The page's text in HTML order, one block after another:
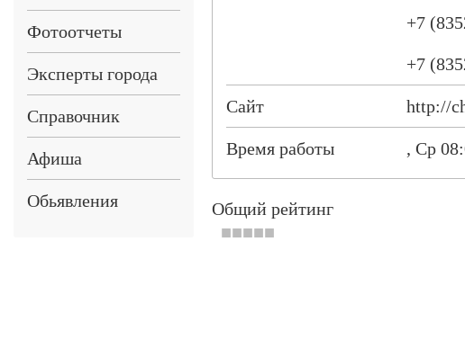
Фотоотчеты
Эксперты города
Справочник
Афиша
Обьявления
+7
+7
Сайт http://
Время работы , Ср
Общий рейтинг